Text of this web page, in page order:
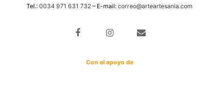
Tel.: 0034 971 631 732 – E-mail: correo@arteartesania.com
Con el apoyo de